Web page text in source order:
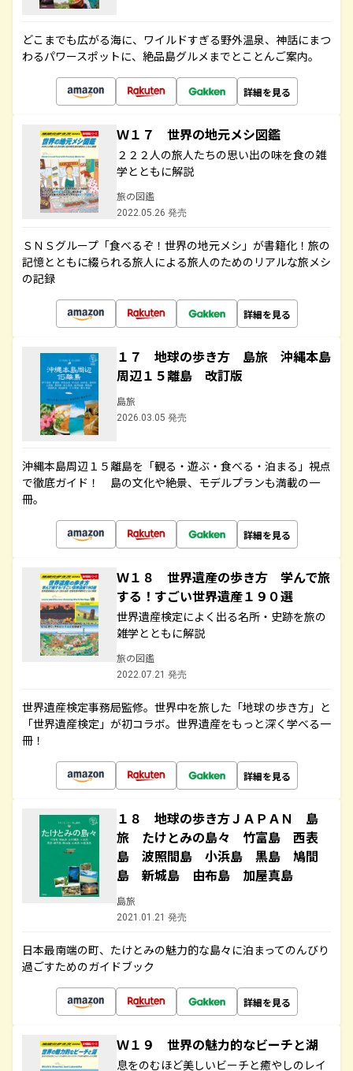
どこまでも広がる海に、ワイルドすぎる野外温泉、神話にまつ
わるパワースポットに、絶品島グルメまでとことんご案内。
詳細を見る
Ｗ１７ 世界の地元メシ図鑑
２２２人の旅人たちの思い出の味を食の雑
学とともに解説
旅の図鑑
2022.05.26 発売
ＳＮＳグループ「食べるぞ！世界の地元メシ」が書籍化！旅の
記憶とともに綴られる旅人による旅人のためのリアルな旅メシ
の記録
詳細を見る
１７ 地球の歩き方 島旅 沖縄本島
周辺１５離島 改訂版
島旅
2026.03.05 発売
沖縄本島周辺１５離島を「観る・遊ぶ・食べる・泊まる」視点
で徹底ガイド！ 島の文化や絶景、モデルプランも満載の一
冊。
詳細を見る
Ｗ１８ 世界遺産の歩き方 学んで旅
する！すごい世界遺産１９０選
世界遺産検定によく出る名所・史跡を旅の
雑学とともに解説
旅の図鑑
2022.07.21 発売
世界遺産検定事務局監修。世界中を旅した「地球の歩き方」と
「世界遺産検定」が初コラボ。世界遺産をもっと深く学べる一
冊！
詳細を見る
１８ 地球の歩き方ＪＡＰＡＮ 島
旅 たけとみの島々 竹富島 西表
島 波照間島 小浜島 黒島 鳩間
島 新城島 由布島 加屋真島
島旅
2021.01.21 発売
日本最南端の町、たけとみの魅力的な島々に泊まってのんびり
過ごすためのガイドブック
詳細を見る
Ｗ１９ 世界の魅力的なビーチと湖
息をのむほど美しいビーチと癒やしのレイ